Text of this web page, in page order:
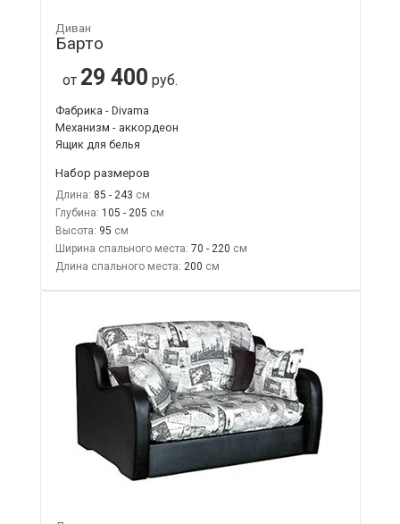
Диван
Барто
от 29 400 руб.
Фабрика - Divama
Механизм - аккордеон
Ящик для белья
Набор размеров
Длина: 85 - 243
Глубина: 105 - 205
Высота: 95
Ширина спального места: 70 - 220
Длина спального места: 200